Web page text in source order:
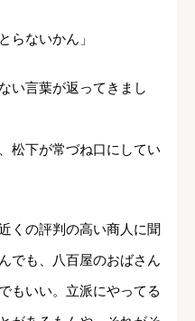
らないかん」
い言葉が返ってきまし
松下が常づね口にしてい
くの評判の高い商人に聞
でも、八百屋のおばさん
もいい。立派にやってる